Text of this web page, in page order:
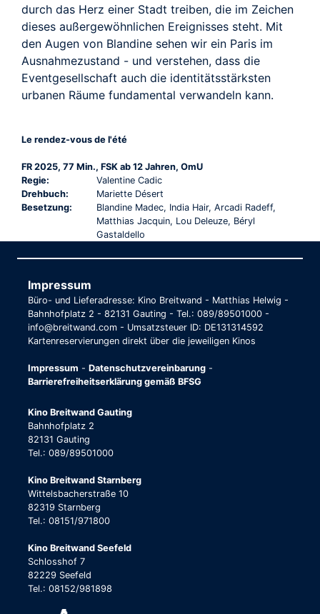
durch das Herz einer Stadt treiben, die im Zeichen
dieses außergewöhnlichen Ereignisses steht. Mit
den Augen von Blandine sehen wir ein Paris im
Ausnahmezustand - und verstehen, dass die
Eventgesellschaft auch die identitätsstärksten
urbanen Räume fundamental verwandeln kann.
Le rendez-vous de l'été
FR 2025, 77 Min., FSK ab 12 Jahren, OmU
Regie:
Valentine Cadic
Drehbuch:
Mariette Désert
Besetzung:
Blandine Madec, India Hair, Arcadi Radeff,
Matthias Jacquin, Lou Deleuze, Béryl
Gastaldello
Impressum
Büro- und Lieferadresse: Kino Breitwand - Matthias Helwig -
Bahnhofplatz 2 - 82131 Gauting - Tel.: 089/89501000 -
info@breitwand.com - Umsatzsteuer ID: DE131314592
Kartenreservierungen direkt über die jeweiligen Kinos
Impressum - Datenschutzvereinbarung -
Barrierefreiheitserklärung gemäß BFSG
Kino Breitwand Gauting
Bahnhofplatz 2
82131 Gauting
Tel.: 089/89501000
Kino Breitwand Starnberg
Wittelsbacherstraße 10
82319 Starnberg
Tel.: 08151/971800
Kino Breitwand Seefeld
Schlosshof 7
82229 Seefeld
Tel.: 08152/981898